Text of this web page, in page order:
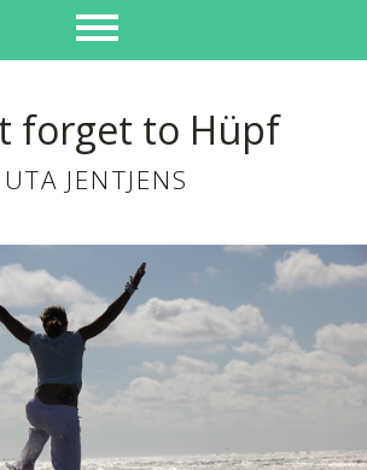
forget to Hüpf
UTA JENTJENS